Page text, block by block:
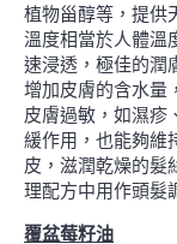
植物甾醇等，提供
溫度相當於人體溫
速浸透，極佳的潤
增加皮膚的含水量
皮膚過敏，如濕疹
緩作用，也能夠維
皮，滋潤乾燥的髮
理配方中用作頭髮
覆盆莓籽油